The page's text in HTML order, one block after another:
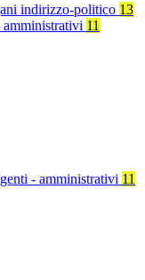
indirizzo-politico 13
11
- amministrativi 11